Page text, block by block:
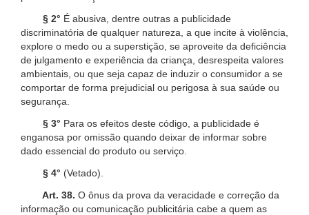
§ 2° É abusiva, dentre outras a publicidade
discriminatória de qualquer natureza, a que incite à violência,
explore o medo ou a superstição, se aproveite da deficiência
de julgamento e experiência da criança, desrespeita valores
ambientais, ou que seja capaz de induzir o consumidor a se
comportar de forma prejudicial ou perigosa à sua saúde ou
segurança.
§ 3° Para os efeitos deste código, a publicidade é
enganosa por omissão quando deixar de informar sobre
dado essencial do produto ou serviço.
§ 4° (Vetado).
Art. 38. O ônus da prova da veracidade e correção da
informação ou comunicação publicitária cabe a quem as